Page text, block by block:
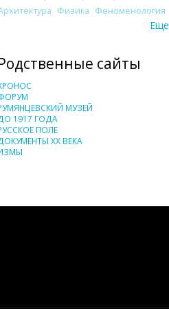
Физика Феноменология
Еще
сайты
МУЗЕЙ
1917 ГОДА
ПОЛЕ
XX ВЕКА